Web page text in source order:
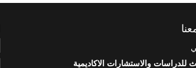
للدراسات والاستشارات الاكاديمية